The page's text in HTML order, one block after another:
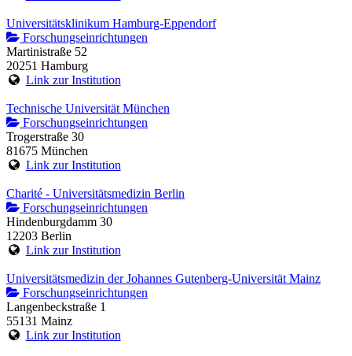
Universitätsklinikum Hamburg-Eppendorf
Forschungseinrichtungen
Martinistraße 52
20251 Hamburg
Link zur Institution
Technische Universität München
Forschungseinrichtungen
Trogerstraße 30
81675 München
Link zur Institution
Charité - Universitätsmedizin Berlin
Forschungseinrichtungen
Hindenburgdamm 30
12203 Berlin
Link zur Institution
Universitätsmedizin der Johannes Gutenberg-Universität Mainz
Forschungseinrichtungen
Langenbeckstraße 1
55131 Mainz
Link zur Institution